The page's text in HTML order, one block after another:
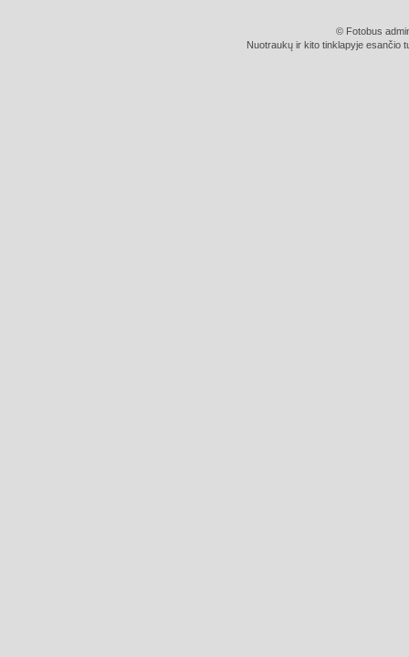
© Fotobus
Nuotraukų ir kito tinklapyje esančio